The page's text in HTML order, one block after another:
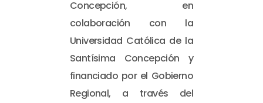
Concepción, en
colaboración con la
Universidad Católica de la
Santísima Concepción y
financiado por el Gobierno
Regional, a través del